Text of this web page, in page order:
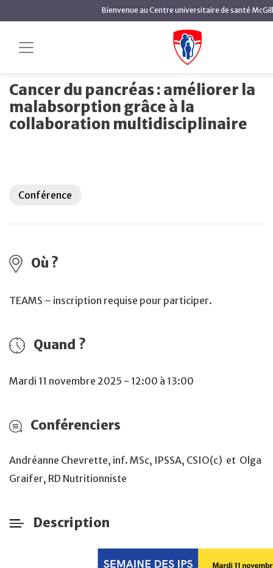
principal
Bienvenue au Centre universitaire de santé McGill
Cancer du pancréas :
améliorer la malabsorption grâce à la collaboration
multidisciplinaire
Cancer du pancréas : améliorer la
malabsorption grâce à la
collaboration multidisciplinaire
Conférence
Où ?
TEAMS – inscription requise pour participer.
Quand ?
Mardi 11 novembre 2025 - 12:00 à 13:00
Conférenciers
Andréanne Chevrette, inf. MSc, IPSSA, CSIO(c) et Olga
Graifer, RD Nutritionniste
Description